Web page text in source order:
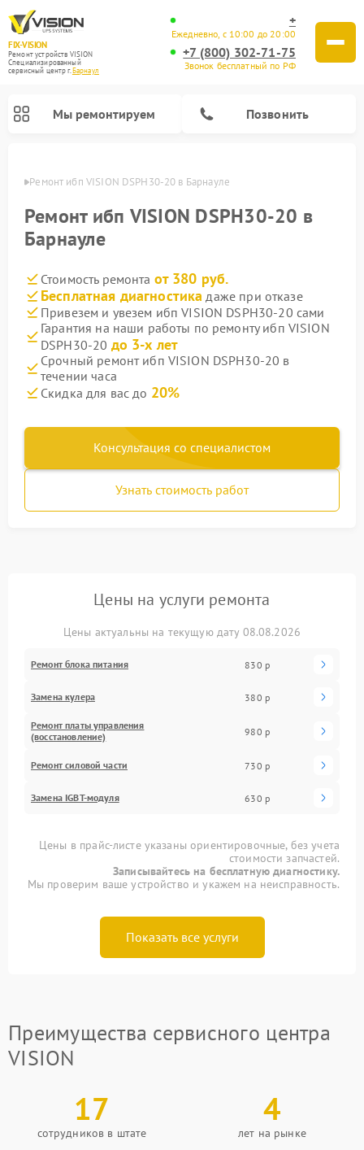
FIX-VISION
Ремонт устройств VISION
Специализированный
cервисный центр г.Барнаул
+
Ежедневно, с 10:00 до 20:00
+7 (800) 302-71-75
Звонок бесплатный по РФ
Мы ремонтируем Позвонить
Ремонт ибп VISION DSPH30-20 в Барнауле
Ремонт ибп VISION DSPH30-20 в
Барнауле
Стоимость ремонта от 380 руб.
Бесплатная диагностика даже при отказе
Привезем и увезем ибп VISION DSPH30-20 сами
Гарантия на наши работы по ремонту ибп VISION
DSPH30-20 до 3-х лет
Срочный ремонт ибп VISION DSPH30-20 в
течении часа
Скидка для вас до 20%
Консультация со специалистом
Узнать стоимость работ
Цены на услуги ремонта
Цены актуальны на текущую дату 08.08.2026
Ремонт блока питания 830 р
Замена кулера 380 р
Ремонт платы управления
(восстановление)
980 р
Ремонт силовой части 730 р
Замена IGBT-модуля 630 р
Цены в прайс-листе указаны ориентировочные, без учета
стоимости запчастей.
Записывайтесь на бесплатную диагностику.
Мы проверим ваше устройство и укажем на неисправность.
Показать все услуги
Преимущества сервисного центра
VISION
17
сотрудников в штате
4
лет на рынке